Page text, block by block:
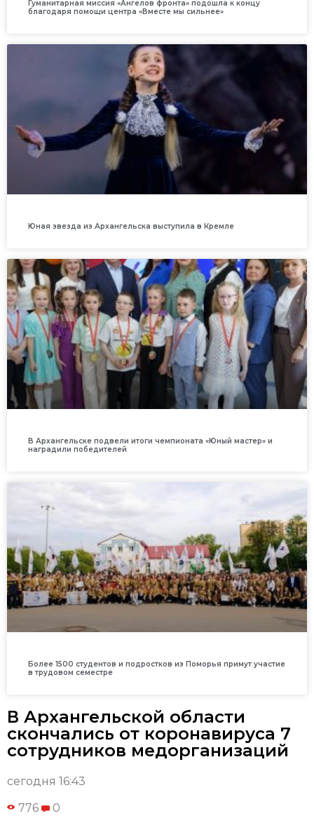
Гуманитарная миссия «Ангелов фронта» подошла к концу
благодаря помощи центра «Вместе мы сильнее»
Юная звезда из Архангельска выступила в Кремле
В Архангельске подвели итоги чемпионата «Юный мастер» и
наградили победителей
Более 1500 студентов и подростков из Поморья примут участие
в трудовом семестре
В Архангельской области
скончались от коронавируса 7
сотрудников медорганизаций
сегодня 16:43
776 0